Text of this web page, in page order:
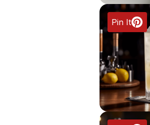
Pin It